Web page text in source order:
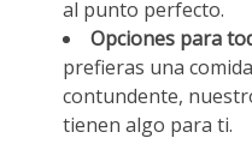
al punto perfecto.
Opciones para
prefieras una
contundente,
tienen algo para ti.